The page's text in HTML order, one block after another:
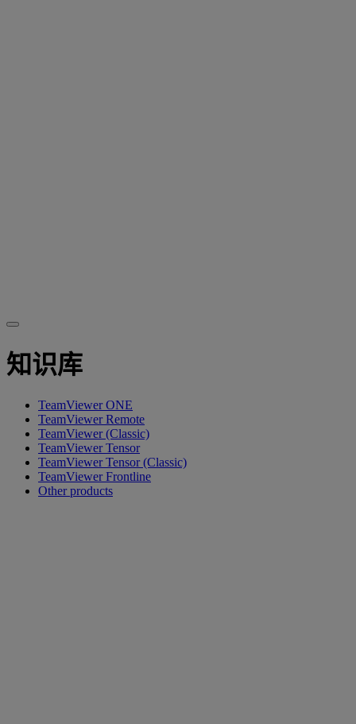
知识库
TeamViewer ONE
TeamViewer Remote
TeamViewer (Classic)
TeamViewer Tensor
TeamViewer Tensor (Classic)
TeamViewer Frontline
Other products